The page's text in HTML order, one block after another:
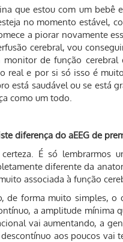
que estou com um bebê
no momento estável,
a piorar novamente
cerebral, vou
monitor de função
real e por si só isso é
está saudável ou se está
como um todo.
diferença do aEEG de
certeza. É só lembrarmos
diferente da
associada à função
de forma muito simples, o
a amplitude mínima
vai aumentando, a
aos poucos vai